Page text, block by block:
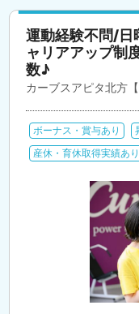
運動経験不問/日
ャリアアップ制
数♪
カーブスアピタ北方
ボーナス・賞与あり
産休・育休取得実績あり